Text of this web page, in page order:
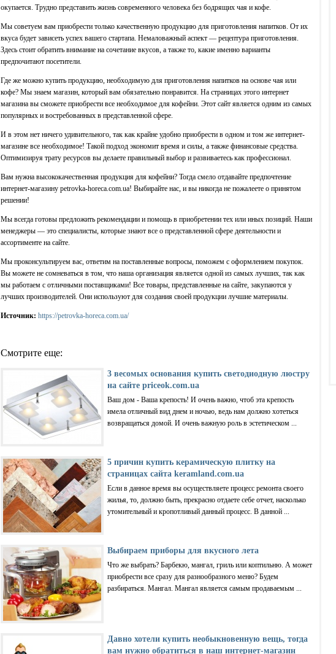
окупается. Трудно представить жизнь современного человека без бодрящих чая и кофе.
Мы советуем вам приобрести только качественную продукцию для приготовления напитков. От их
вкуса будет зависеть успех вашего стартапа. Немаловажный аспект — рецептура приготовления.
Здесь стоит обратить внимание на сочетание вкусов, а также то, какие именно варианты
предпочитают посетители.
Где же можно купить продукцию, необходимую для приготовления напитков на основе чая или
кофе? Мы знаем магазин, который вам обязательно понравится. На страницах этого интернет
магазина вы сможете приобрести все необходимое для кофейни. Этот сайт является одним из самых
популярных и востребованных в представленной сфере.
И в этом нет ничего удивительного, так как крайне удобно приобрести в одном и том же интернет-
магазине все необходимое! Такой подход экономит время и силы, а также финансовые средства.
Оптимизируя трату ресурсов вы делаете правильный выбор и развиваетесь как профессионал.
Вам нужна высококачественная продукция для кофейни? Тогда смело отдавайте предпочтение
интернет-магазину petrovka-horeca.com.ua! Выбирайте нас, и вы никогда не пожалеете о принятом
решении!
Мы всегда готовы предложить рекомендации и помощь в приобретении тех или иных позиций. Наши
менеджеры — это специалисты, которые знают все о представленной сфере деятельности и
ассортименте на сайте.
Мы проконсультируем вас, ответим на поставленные вопросы, поможем с оформлением покупок.
Вы можете не сомневаться в том, что наша организация является одной из самых лучших, так как
мы работаем с отличными поставщиками! Все товары, представленные на сайте, закупаются у
лучших производителей. Они используют для создания своей продукции лучшие материалы.
Источник: https://petrovka-horeca.com.ua/
Смотрите еще:
3 весомых основания купить светодиодную люстру
на сайте priceok.com.ua
Ваш дом - Ваша крепость! И очень важно, чтоб эта крепость
имела отличный вид днем и ночью, ведь нам должно хотеться
возвращаться домой. И очень важную роль в эстетическом ...
5 причин купить керамическую плитку на
страницах сайта keramland.com.ua
Если в данное время вы осуществляете процесс ремонта своего
жилья, то, должно быть, прекрасно отдаете себе отчет, насколько
утомительный и кропотливый данный процесс. В данной ...
Выбираем приборы для вкусного лета
Что же выбрать? Барбекю, мангал, гриль или коптильню. А может
приобрести все сразу для разнообразного меню? Будем
разбираться. Мангал. Мангал является самым продаваемым ...
Давно хотели купить необыкновенную вещь, тогда
вам нужно обратиться в наш интернет-магазин